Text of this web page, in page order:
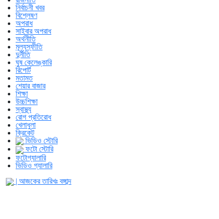
নির্বাচনী খবর
বিশ্লেষণ
অপরাধ
সাইবার অপরাধ
অর্থনীতি
মূল্যস্ফীতি
দুর্নীতি
ঘুষ কেলেঙ্কারি
রিপোর্ট
মতামত
শেয়ার বাজার
শিক্ষা
উচ্চশিক্ষা
স্বাস্থ্য
রোগ প্রতিরোধ
খেলাধুলা
ক্রিকেট
ভিডিও স্টোরি
ফটো স্টোরি
ফটোগ্যালারি
ভিডিও গ্যালারি
| আজকের তারিখঃ বঙ্গাব্দ